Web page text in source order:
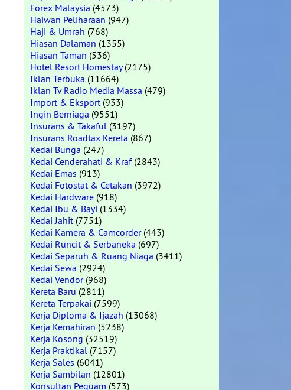
Forex Malaysia (4573)
Haiwan Peliharaan (947)
Haji & Umrah (768)
Hiasan Dalaman (1355)
Hiasan Taman (536)
Hotel Resort Homestay(2175)
Iklan Terbuka (11664)
Iklan Tv Radio Media Massa (479)
Import & Eksport(933)
Ingin Berniaga (9551)
Insurans & Takaful (3197)
Insurans Roadtax Kereta (867)
Kedai Bunga (247)
Kedai Cenderahati & Kraf(2843)
Kedai Emas (913)
Kedai Fotostat & Cetakan (3972)
Kedai Hardware (918)
Kedai Ibu & Bayi (1334)
Kedai Jahit(7751)
Kedai Kamera & Camcorder(443)
Kedai Runcit & Serbaneka (697)
Kedai Separuh & Ruang Niaga (3411)
Kedai Sewa (2924)
Kedai Vendor(968)
Kereta Baru (2811)
Kereta Terpakai (7599)
Kerja Diploma & Ijazah (13068)
Kerja Kemahiran (5238)
Kerja Kosong (32519)
Kerja Praktikal (7157)
Kerja Sales (6041)
Kerja Sambilan (12801)
Konsultan Peguam (573)